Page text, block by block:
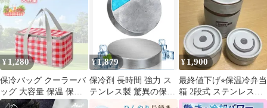
¥ 1,280
保冷バッグ クーラーバ
ッグ 大容量 保温 保冷
赤チェック アウトド
¥1,879
保冷剤 長時間 強力 ス
テンレス製 驚異の保冷
力 2個セット 倍速凍結
¥1,900
最終値下げ⭐︎保温冷弁当
箱 2段式 ステンレス製
専用バッグ付き